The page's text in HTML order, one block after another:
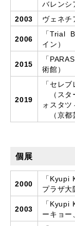
バレンシ
2003
ヴェネ
2006
「Trial
イン）
2015
「
術館）
2019
「セレ
（スタ
ォスタツ
（京都
個展
2000
「Kyupi
プラザ大
2003
「Kyupi
ーキョー